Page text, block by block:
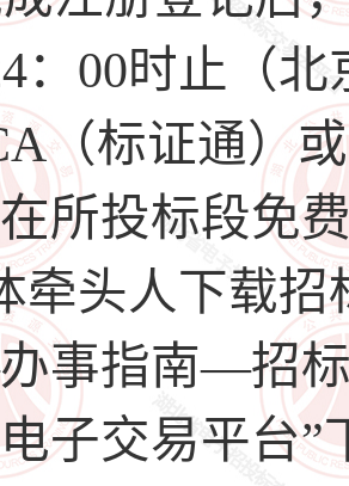
：00时止（
（标证通）
所投标段免
牵头人下载招
事指南—招
子交易平台